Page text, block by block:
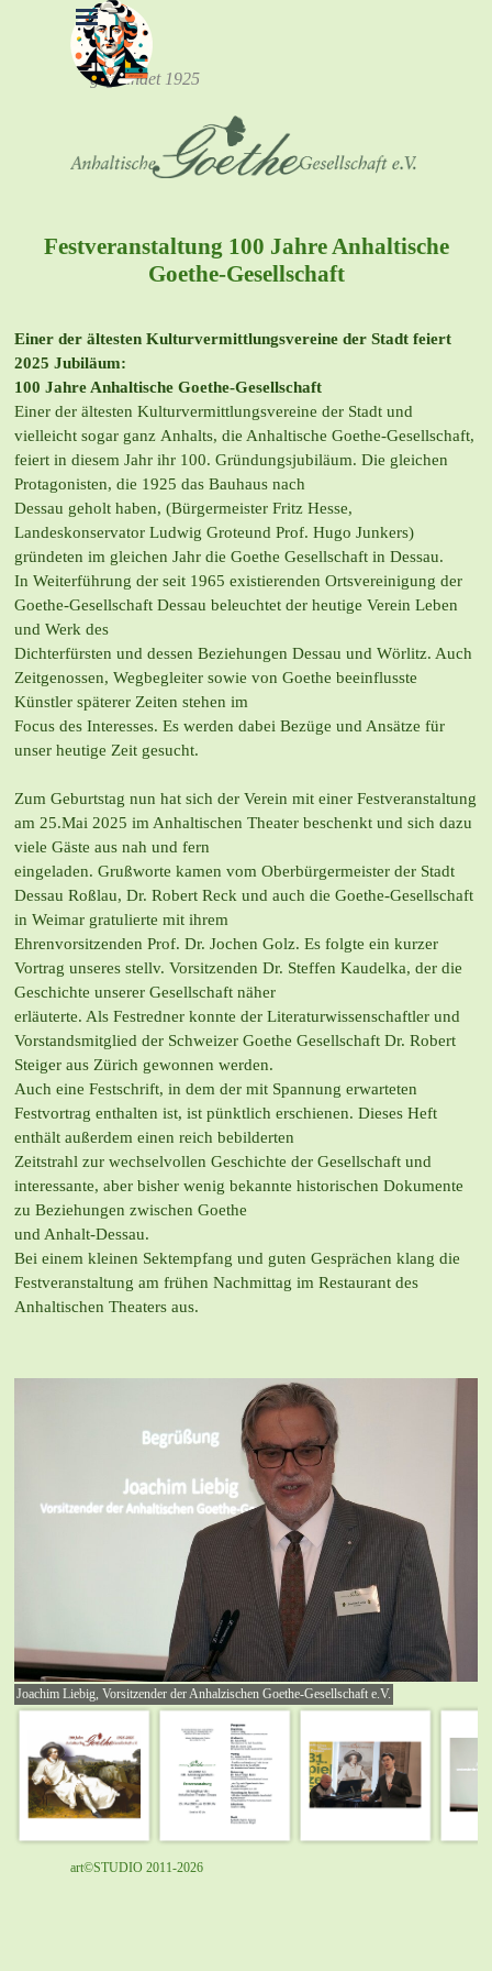
Direkt zum SeiteninhaltMenü überspringen
gegründet 1925
Festveranstaltung 100 Jahre Anhaltische
Goethe-Gesellschaft
Einer der ältesten Kulturvermittlungsvereine der Stadt feiert
2025 Jubiläum:
100 Jahre Anhaltische Goethe-Gesellschaft
Einer der ältesten Kulturvermittlungsvereine der Stadt und
vielleicht sogar ganz Anhalts, die Anhaltische Goethe-Gesellschaft,
feiert in diesem Jahr ihr 100. Gründungsjubiläum. Die gleichen
Protagonisten, die 1925 das Bauhaus nach
Dessau geholt haben, (Bürgermeister Fritz Hesse,
Landeskonservator Ludwig Groteund Prof. Hugo Junkers)
gründeten im gleichen Jahr die Goethe Gesellschaft in Dessau.
In Weiterführung der seit 1965 existierenden Ortsvereinigung der
Goethe-Gesellschaft Dessau beleuchtet der heutige Verein Leben
und Werk des
Dichterfürsten und dessen Beziehungen Dessau und Wörlitz. Auch
Zeitgenossen, Wegbegleiter sowie von Goethe beeinflusste
Künstler späterer Zeiten stehen im
Focus des Interesses. Es werden dabei Bezüge und Ansätze für
unser heutige Zeit gesucht.
Zum Geburtstag nun hat sich der Verein mit einer Festveranstaltung
am 25.Mai 2025 im Anhaltischen Theater beschenkt und sich dazu
viele Gäste aus nah und fern
eingeladen. Grußworte kamen vom Oberbürgermeister der Stadt
Dessau Roßlau, Dr. Robert Reck und auch die Goethe-Gesellschaft
in Weimar gratulierte mit ihrem
Ehrenvorsitzenden Prof. Dr. Jochen Golz. Es folgte ein kurzer
Vortrag unseres stellv. Vorsitzenden Dr. Steffen Kaudelka, der die
Geschichte unserer Gesellschaft näher
erläuterte. Als Festredner konnte der Literaturwissenschaftler und
Vorstandsmitglied der Schweizer Goethe Gesellschaft Dr. Robert
Steiger aus Zürich gewonnen werden.
Auch eine Festschrift, in dem der mit Spannung erwarteten
Festvortrag enthalten ist, ist pünktlich erschienen. Dieses Heft
enthält außerdem einen reich bebilderten
Zeitstrahl zur wechselvollen Geschichte der Gesellschaft und
interessante, aber bisher wenig bekannte historischen Dokumente
zu Beziehungen zwischen Goethe
und Anhalt-Dessau.
Bei einem kleinen Sektempfang und guten Gesprächen klang die
Festveranstaltung am frühen Nachmittag im Restaurant des
Anhaltischen Theaters aus.
Joachim Liebig, Vorsitzender der Anhalzischen Goethe-Gesellschaft e.V.
art©STUDIO 2011-2026